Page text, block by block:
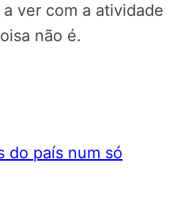
ver com a atividade
não é.
do país num só